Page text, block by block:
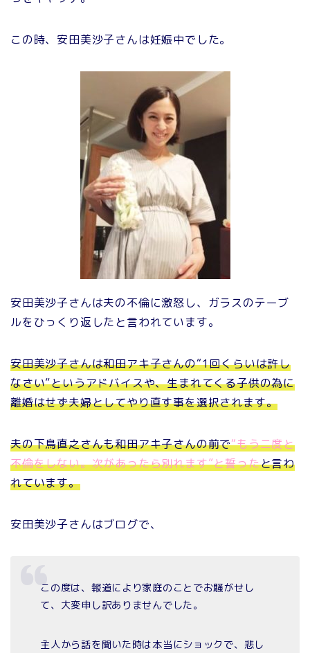
この時、安田美沙子さんは妊娠中でした。
安田美沙子さんは夫の不倫に激怒し、ガラスのテーブ
ルをひっくり返したと言われています。
安田美沙子さんは和田アキ子さんの“1回くらいは許し
なさい”というアドバイスや、生まれてくる子供の為に
離婚はせず夫婦としてやり直す事を選択されます。
夫の下鳥直之さんも和田アキ子さんの前で“もう二度と
不倫をしない。次があったら別れます”と誓ったと言わ
れています。
安田美沙子さんはブログで、
この度は、報道により家庭のことでお騒がせし
て、大変申し訳ありませんでした。
主人から話を聞いた時は本当にショックで、悲し